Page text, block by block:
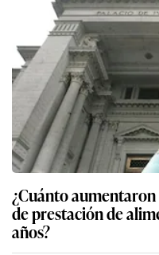
¿Cuánto
de prestación de
años?